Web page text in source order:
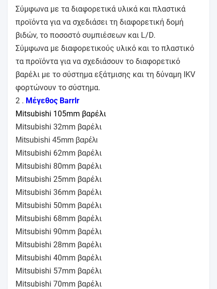
Σύμφωνα με τα διαφορετικά υλικά και πλαστικά
προϊόντα για να σχεδιάσει τη διαφορετική δομή
βιδών, το ποσοστό συμπιέσεων και L/D.
Σύμφωνα με διαφορετικούς υλικό και το πλαστικό
τα προϊόντα για να σχεδιάσουν το διαφορετικό
βαρέλι με το σύστημα εξάτμισης και τη δύναμη IKV
φορτώνουν το σύστημα.
2 . Μέγεθος Barrlr
Mitsubishi 105mm βαρέλι
Mitsubishi 32mm βαρέλι
Mitsubishi 45mm βαρέλι
Mitsubishi 62mm βαρέλι
Mitsubishi 80mm βαρέλι
Mitsubishi 25mm βαρέλι
Mitsubishi 36mm βαρέλι
Mitsubishi 50mm βαρέλι
Mitsubishi 68mm βαρέλι
Mitsubishi 90mm βαρέλι
Mitsubishi 28mm βαρέλι
Mitsubishi 40mm βαρέλι
Mitsubishi 57mm βαρέλι
Mitsubishi 70mm βαρέλι